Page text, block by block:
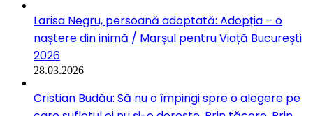
Larisa Negru, persoană adoptată: Adopția – o
naștere din inimă / Marșul pentru Viață București
2026
28.03.2026
Cristian Budău: Să nu o împingi spre o alegere pe